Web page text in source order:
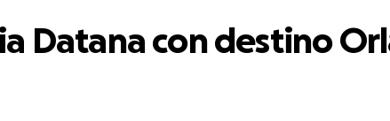
Datana con destino